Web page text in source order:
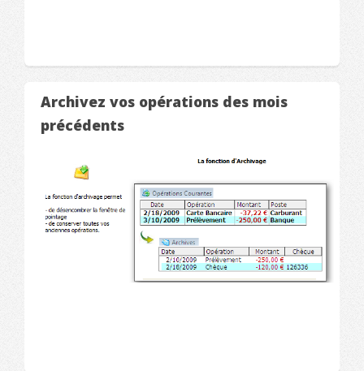
Archivez vos opérations des mois
précédents